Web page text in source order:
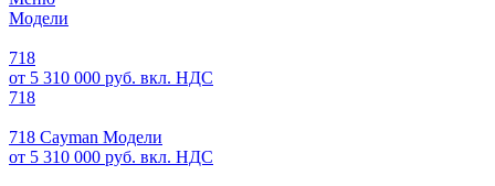
Модели
718
от 5 310 000 руб. вкл. НДС
718
718 Cayman Модели
от 5 310 000 руб. вкл. НДС